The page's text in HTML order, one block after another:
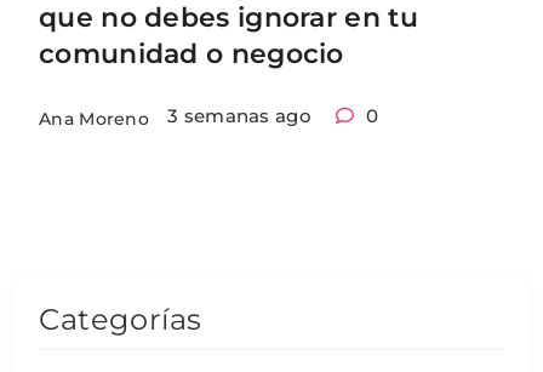
que no debes ignorar en tu
comunidad o negocio
Ana Moreno 3 semanas ago 0
Categorías